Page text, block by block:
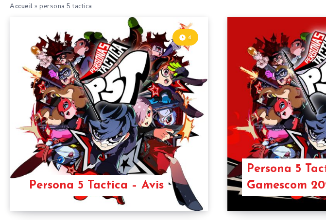
Accueil » persona 5 tactica
Persona 5 Tactica – Avis
4
Persona 5
Gamescom